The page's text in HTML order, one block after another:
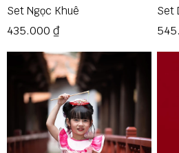
Set Ngọc Khuê
435.000 ₫
Set